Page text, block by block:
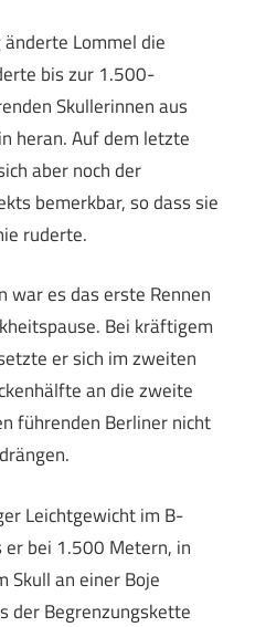
Lommel die
bis zur 1.500-
Skullerinnen aus
heran. Auf dem letzte
aber noch der
bemerkbar, so dass sie
ruderte.
war es das erste Rennen
Bei kräftigem
er sich im zweiten
an die zweite
führenden Berliner nicht
Leichtgewicht im B-
er bei 1.500 Metern, in
Skull an einer Boje
der Begrenzungskette